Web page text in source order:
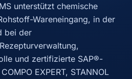
unterstützt chemische
Wareneingang, in der
bei der
und zertifizierte SAP®-
EXPERT, STANNOL